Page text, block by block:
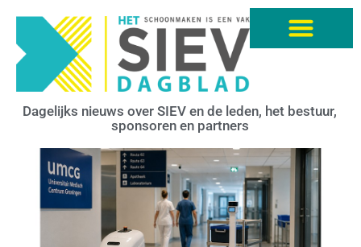
Dagelijks nieuws over SIEV en de leden, het bestuur,
sponsoren en partners